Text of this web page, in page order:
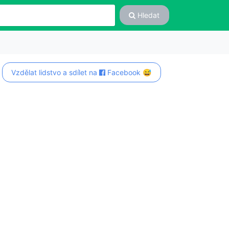
Hledat
Vzdělat lidstvo a sdílet na Facebook 😅